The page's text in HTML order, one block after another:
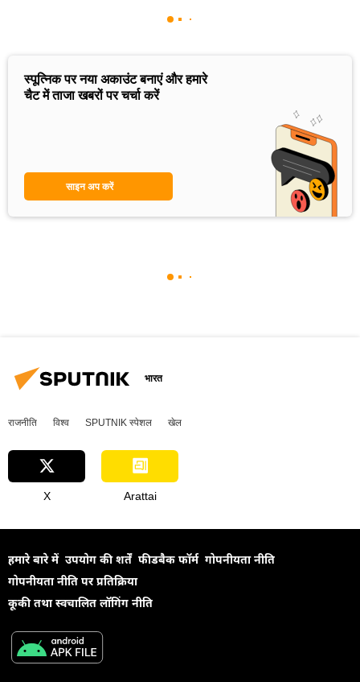
स्पूत्निक पर नया अकाउंट बनाएं और हमारे
चैट में ताजा खबरों पर चर्चा करें
साइन अप करें
भारत
राजनीति विश्व SPUTNIK स्पेशल खेल
X Arattai
हमारे बारे में उपयोग की शर्तें फीडबैक फॉर्म गोपनीयता नीति
गोपनीयता नीति पर प्रतिक्रिया
कूकी तथा स्वचालित लॉगिंग नीति